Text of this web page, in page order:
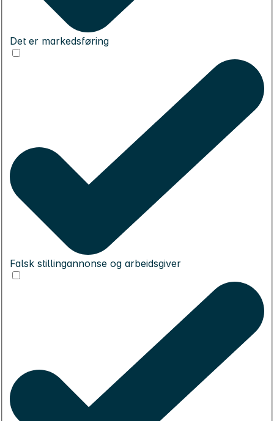
Det er markedsføring
Falsk stillingannonse og arbeidsgiver